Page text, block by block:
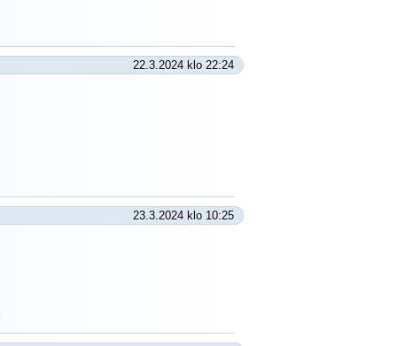
22.3.2024 klo 22:24
23.3.2024 klo 10:25